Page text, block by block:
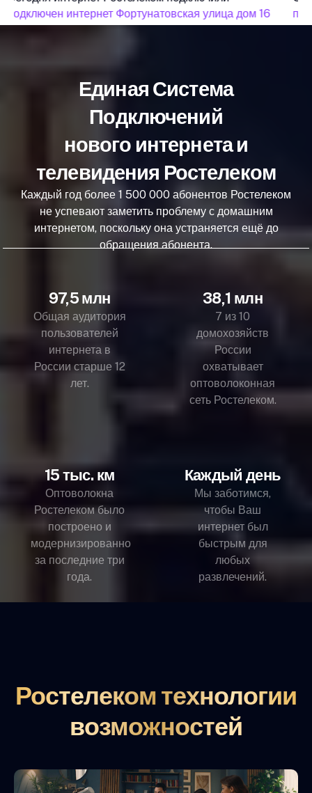
подключен интернет Фортунатовская улица дом 16
Единая Система
Подключений
нового интернета и
телевидения Ростелеком
Каждый год более 1 500 000 абонентов Ростелеком
не успевают заметить проблему с домашним
интернетом, поскольку она устраняется ещё до
обращения абонента.
97,5 млн
Общая аудитория
пользователей
интернета в
России старше 12
лет.
38,1 млн
7 из 10
домохозяйств
России
охватывает
оптоволоконная
сеть Ростелеком.
15 тыс. км
Оптоволокна
Ростелеком было
построено и
модернизированно
за последние три
года.
Каждый день
Мы заботимся,
чтобы Ваш
интернет был
быстрым для
любых
развлечений.
Ростелеком технологии
возможностей